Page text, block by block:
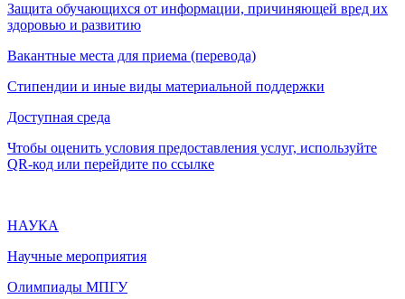
Защита обучающихся от информации, причиняющей вред их
здоровью и развитию
Вакантные места для приема (перевода)
Стипендии и иные виды материальной поддержки
Доступная среда
Чтобы оценить условия предоставления услуг, используйте
QR-код или перейдите по ссылке
НАУКА
Научные мероприятия
Олимпиады МПГУ